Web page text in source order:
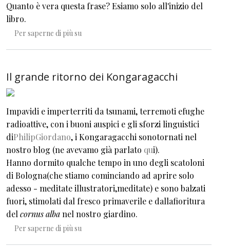
Quanto è vera questa frase? Esiamo solo all'inizio del
libro.
Per saperne di più su
Il grande ritorno dei Kongaragacchi
Impavidi e imperterriti da tsunami, terremoti efughe
radioattive, con i buoni auspici e gli sforzi linguistici
diPhilipGiordano, i Kongaragacchi sonotornati nel
nostro blog (ne avevamo già parlato qui).
Hanno dormito qualche tempo in uno degli scatoloni
di Bologna(che stiamo cominciando ad aprire solo
adesso - meditate illustratori,meditate) e sono balzati
fuori, stimolati dal fresco primaverile e dallafioritura
delcornus albanel nostro giardino.
Per saperne di più su